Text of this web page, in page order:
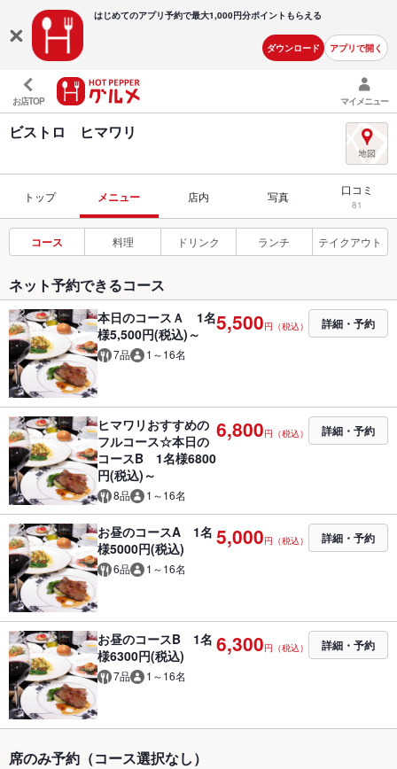
はじめてのアプリ予約で最大1,000円分ポイントもらえる
ダウンロード アプリで開く
お店TOP マイメニュー
ビストロ ヒマワリ
トップ メニュー 店内 写真 口コミ
81
コース 料理 ドリンク ランチ テイクアウト
ネット予約できるコース
本日のコースＡ 1名
様5,500円(税込)～
7品 1～16名
5,500円（税込） 詳細・予約
ヒマワリおすすめの
フルコース☆本日の
コースB 1名様6800
円(税込)～
8品 1～16名
6,800円（税込） 詳細・予約
お昼のコースA 1名
様5000円(税込)
6品 1～16名
5,000円（税込） 詳細・予約
お昼のコースB 1名
様6300円(税込)
7品 1～16名
6,300円（税込） 詳細・予約
席のみ予約（コース選択なし）